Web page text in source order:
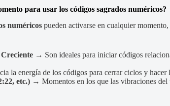
para usar los códigos sagrados numéricos?
numéricos pueden activarse en cualquier
→ Son ideales para iniciar códigos
la energía de los códigos para cerrar ciclos y hacer
etc.) → Momentos en los que las vibraciones del